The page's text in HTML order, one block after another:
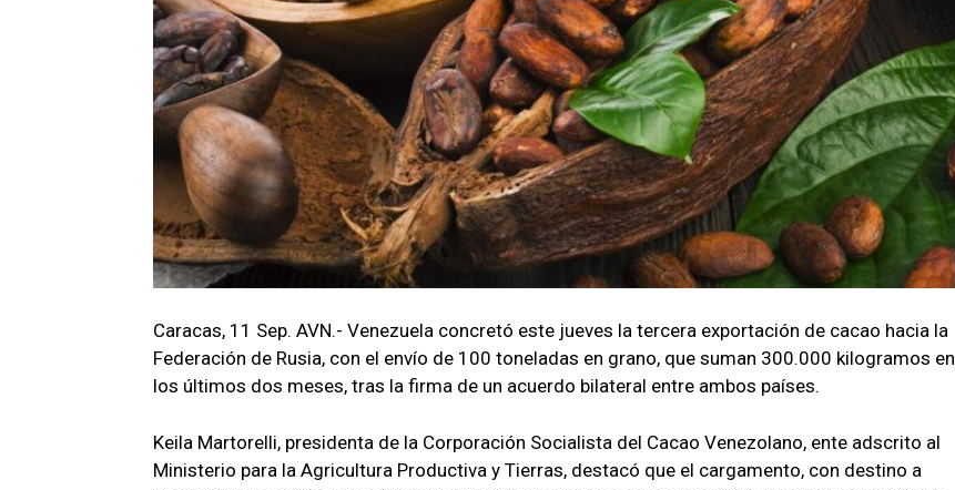
Caracas, 11 Sep. AVN.- Venezuela concretó este jueves la tercera exportación de cacao hacia la
Federación de Rusia, con el envío de 100 toneladas en grano, que suman 300.000 kilogramos en
los últimos dos meses, tras la firma de un acuerdo bilateral entre ambos países.
Keila Martorelli, presidenta de la Corporación Socialista del Cacao Venezolano, ente adscrito al
Ministerio para la Agricultura Productiva y Tierras, destacó que el cargamento, con destino a